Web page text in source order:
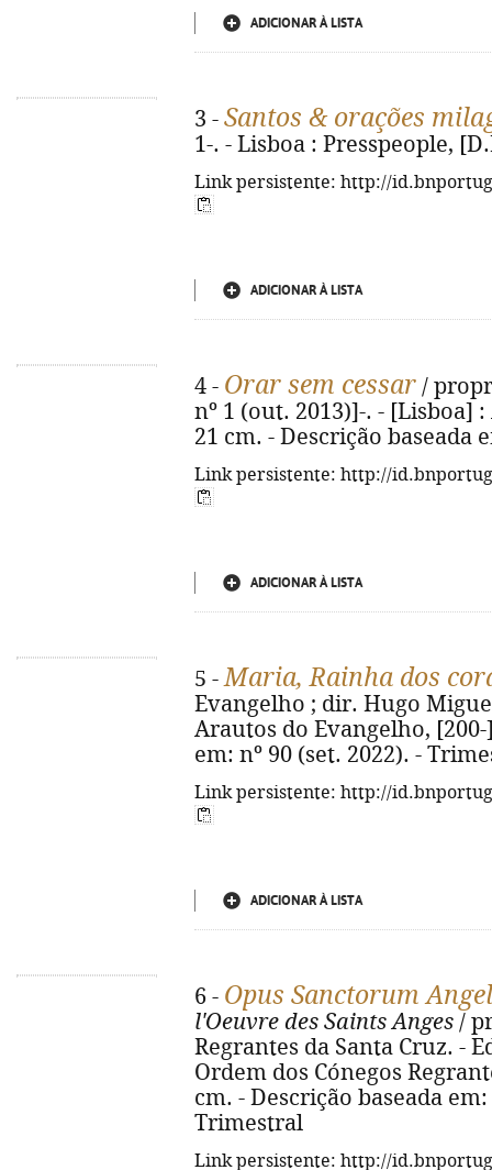
ADICIONAR À LISTA
3 - Santos & orações
1-. - Lisboa : Presspeople,
Link persistente: http://
ADICIONAR À LISTA
4 - Orar sem cessar /
nº 1 (out. 2013)]-. - [Lisboa]
21 cm. - Descrição baseada
Link persistente: http://
ADICIONAR À LISTA
5 -Maria, Rainha dos
Evangelho ; dir. Hugo
Arautos do Evangelho,
em: nº 90 (set. 2022). -
Link persistente: http://
ADICIONAR À LISTA
6 - Opus Sanctorum
l'Oeuvre des Saints Anges /
Regrantes da Santa Cruz. -
Ordem dos Cónegos
cm. - Descrição baseada
Trimestral
Link persistente: http://